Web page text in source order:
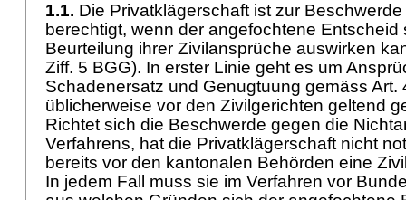
1.1. Die Privatklägerschaft ist zur
berechtigt, wenn der angefochtene Entscheid
Beurteilung ihrer Zivilansprüche auswirken
Ziff. 5 BGG). In erster Linie geht es um
Schadenersatz und Genugtuung gemäss Art.
üblicherweise vor den Zivilgerichten geltend
Richtet sich die Beschwerde gegen die
Verfahrens, hat die Privatklägerschaft nicht
bereits vor den kantonalen Behörden eine
In jedem Fall muss sie im Verfahren vor